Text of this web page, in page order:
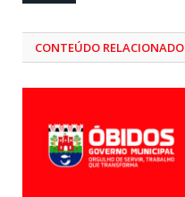
CONTEÚDO RELACIONADO